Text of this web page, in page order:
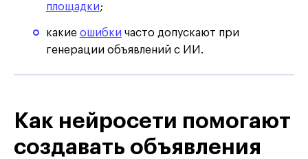
площадки;
какие ошибки часто допускают при
генерации объявлений с ИИ.
Как нейросети помогают
создавать объявления